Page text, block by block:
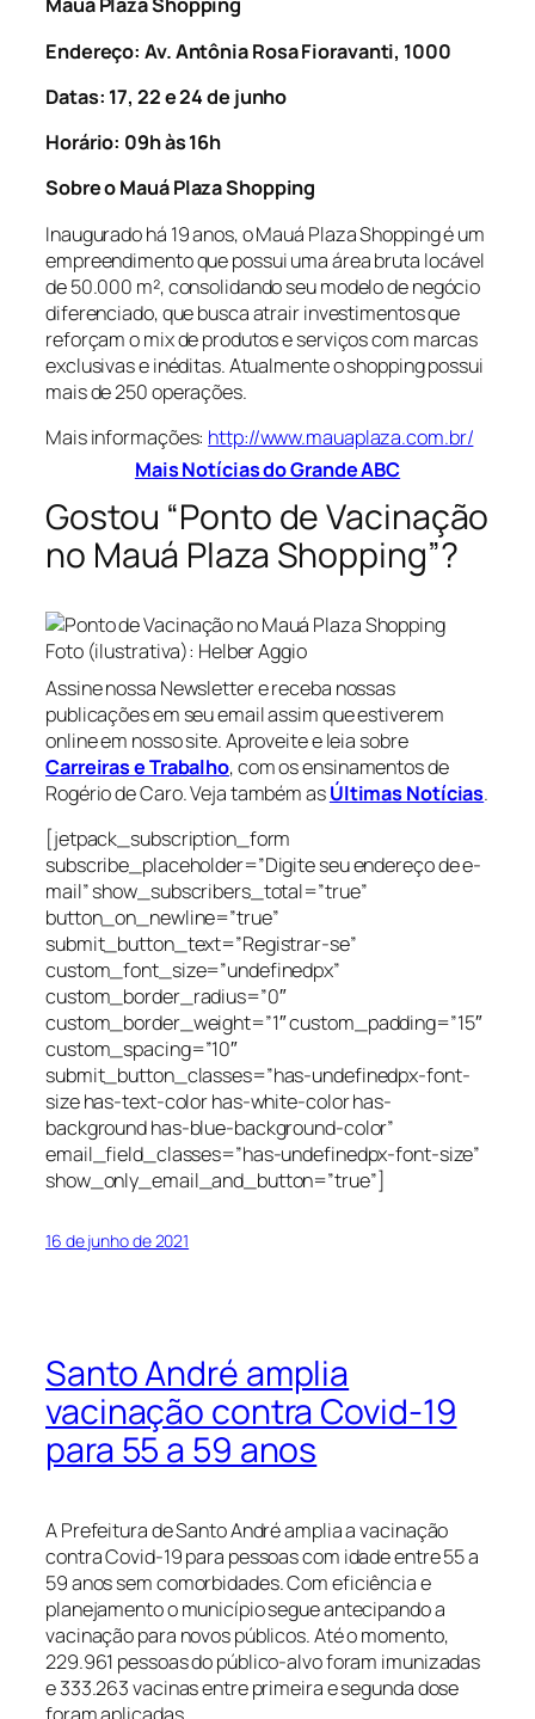
Endereço:Av. Antônia Rosa Fioravanti, 1000
Datas: 17, 22 e 24 de junho
Horário: 09h às 16h
Sobre o Mauá Plaza Shopping
Inaugurado há 19 anos, o Mauá Plaza Shopping é um
empreendimento que possui uma área bruta locável
de 50.000 m², consolidando seu modelo de negócio
diferenciado, que busca atrair investimentos que
reforçam o mix de produtos e serviços com marcas
exclusivas e inéditas. Atualmente o shopping possui
mais de 250 operações.
Mais informações: http://www.mauaplaza.com.br/
Mais Notícias do Grande ABC
Gostou “Ponto de Vacinação
no Mauá Plaza Shopping”?
Foto (ilustrativa): Helber Aggio
Assine nossa Newsletter e receba nossas
publicações em seu email assim que estiverem
online em nosso site. Aproveite e leia sobre
Carreiras e Trabalho, com os ensinamentos de
Rogério de Caro. Veja também asÚltimas Notícias.
[jetpack_subscription_form
subscribe_placeholder=”Digite seu endereço de e-
mail” show_subscribers_total=”true”
button_on_newline=”true”
submit_button_text=”Registrar-se”
custom_font_size=”undefinedpx”
custom_border_radius=”0″
custom_border_weight=”1″ custom_padding=”15″
custom_spacing=”10″
submit_button_classes=”has-undefinedpx-font-
size has-text-color has-white-color has-
background has-blue-background-color”
email_field_classes=”has-undefinedpx-font-size”
show_only_email_and_button=”true”]
16 de junho de 2021
Santo André amplia
vacinação contra Covid-19
para 55 a 59 anos
A Prefeitura de Santo André amplia a vacinação
contra Covid-19 para pessoas com idade entre 55 a
59 anos sem comorbidades. Com eficiência e
planejamento o município segue antecipando a
vacinação para novos públicos. Até o momento,
229.961 pessoas do público-alvo foram imunizadas
e 333.263 vacinas entre primeira e segunda dose